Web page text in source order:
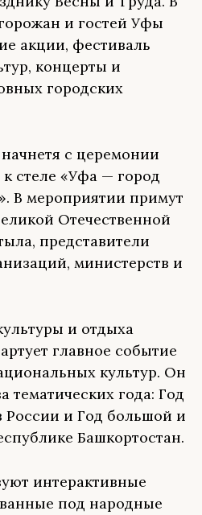
и гостей Уфы
акции, фестиваль
концерты и
городских
с церемонии
стеле «Уфа — город
В мероприятии примут
Отечественной
представители
министерств и
и отдыха
главное событие
культур. Он
тематических года: Год
России и Год большой и
Башкортостан.
интерактивные
под народные